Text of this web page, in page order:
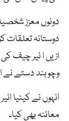
دونوں معزز
دوستانہ تعلقات
ازیں ا ئیر چیف
وچوبند دستے نے
انہوں نے کینیا
معائنہ بھی کیا۔